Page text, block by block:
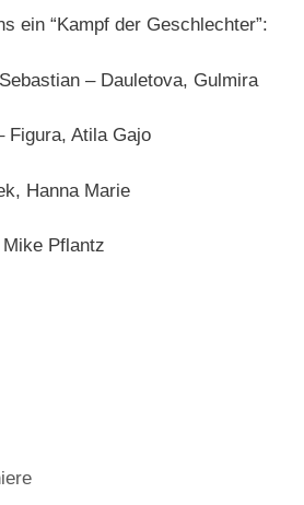
ein “Kampf der Geschlechter”:
– Dauletova, Gulmira
Figura, Atila Gajo
Hanna Marie
Pflantz